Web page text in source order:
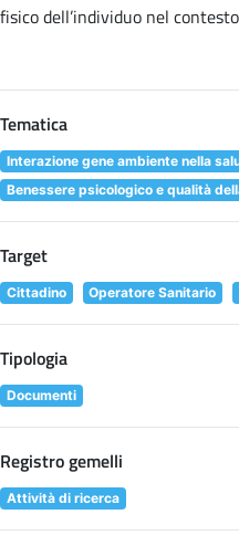
fisico dell’individuo nel
Tematica
Interazione gene ambiente nella
Benessere psicologico e qualità
Target
Cittadino Operatore Sanitario
Tipologia
Documenti
Registro gemelli
Attività di ricerca